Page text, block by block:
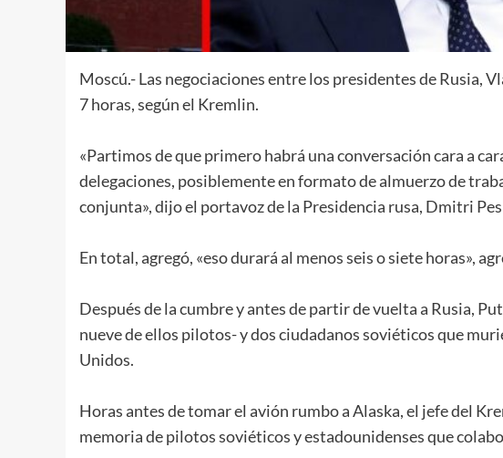
Moscú.- Las negociaciones entre los presidentes de Rusia,
7 horas, según el Kremlin.
«Partimos de que primero habrá una conversación cara a
delegaciones, posiblemente en formato de almuerzo de
conjunta», dijo el portavoz de la Presidencia rusa, Dmitri
En total, agregó, «eso durará al menos seis o siete horas»,
Después de la cumbre y antes de partir de vuelta a Rusia,
nueve de ellos pilotos- y dos ciudadanos soviéticos que
Unidos.
Horas antes de tomar el avión rumbo a Alaska, el jefe del
memoria de pilotos soviéticos y estadounidenses que